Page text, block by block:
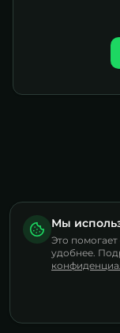
Мы
Это помогает
удобнее.